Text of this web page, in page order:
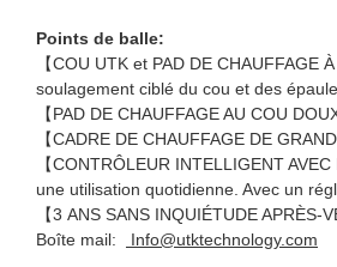
Points de balle:
【COU UTK et PAD DE
soulagement ciblé du cou et des
【PAD DE CHAUFFAGE AU COU
【CADRE DE CHAUFFAGE DE
【CONTRÔLEUR INTELLIGENT
une utilisation quotidienne. Avec un
【3 ANS SANS INQUIÉTUDE
Boîte mail:
Info@utktechnology.com